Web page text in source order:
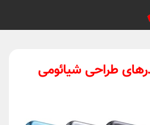
طراحی شیائومی